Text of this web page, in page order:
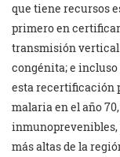
que tiene recursos
primero en
transmisión vertical
congénita; e
esta recertificación
malaria en el año
inmunoprevenibles,
más altas de la